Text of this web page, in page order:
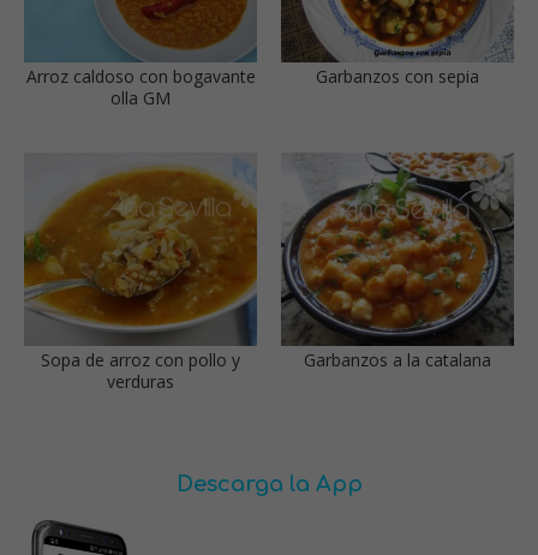
Arroz caldoso con bogavante
olla GM
Garbanzos con sepia
Sopa de arroz con pollo y
verduras
Garbanzos a la catalana
Descarga la App